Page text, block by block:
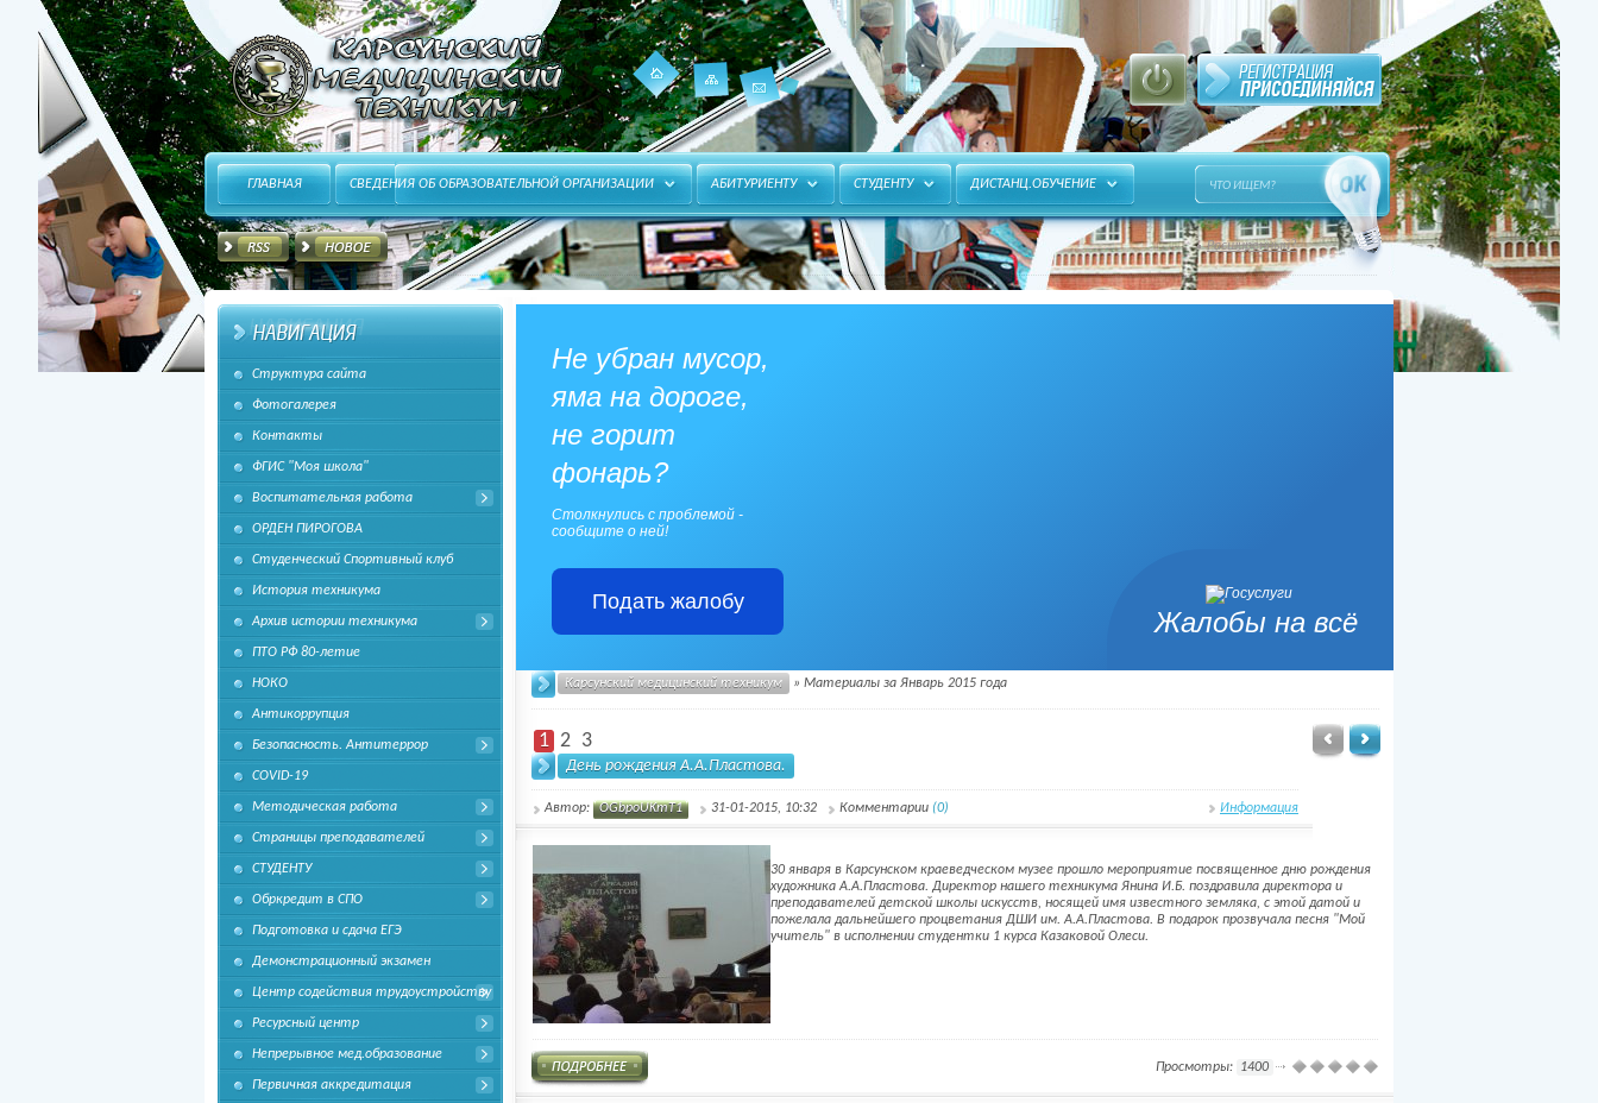
HitFUSION - В маштабах интернета, в интересах
Главная Карта
сайта
Контакты
ГЛАВНАЯ СВЕДЕНИЯ ОБ ОБРАЗОВАТЕЛЬНОЙ ОРГАНИЗАЦИИ АБИТУРИЕНТУ СТУДЕНТУ ДИСТАНЦ.ОБУЧЕНИЕ
Расширенный?
Структура сайта
Фотогалерея
Контакты
ФГИС "Моя школа"
Воспитательная работа
ОРДЕН ПИРОГОВА
Студенческий Спортивный клуб
История техникума
Архив истории техникума
ПТО РФ 80-летие
НОКО
Антикоррупция
Безопасность. Антитеррор
COVID-19
Методическая работа
Страницы преподавателей
СТУДЕНТУ
Обркредит в СПО
Подготовка и сдача ЕГЭ
Демонстрационный экзамен
Центр содействия трудоустройству
Ресурсный центр
Непрерывное мед.образование
Первичная аккредитация
Жалобы на всё
Не убран мусор,
яма на дороге,
не горит
фонарь?
Столкнулись с проблемой -
сообщите о ней!
Подать жалобу
Карсунский медицинский техникум » Материалы за Январь 2015 года
1 2 3
День рождения А.А.Пластова.
Информация
Автор: OGbpoUKmT1 31-01-2015, 10:32 Комментарии (0)
30 января в Карсунском краеведческом музее прошло мероприятие посвященное дню рождения
художника А.А.Пластова. Директор нашего техникума Янина И.Б. поздравила директора и
преподавателей детской школы искусств, носящей имя известного земляка, с этой датой и
пожелала дальнейшего процветания ДШИ им. А.А.Пластова. В подарок прозвучала песня "Мой
учитель" в исполнении студентки 1 курса Казаковой Олеси.
Просмотры: 1400